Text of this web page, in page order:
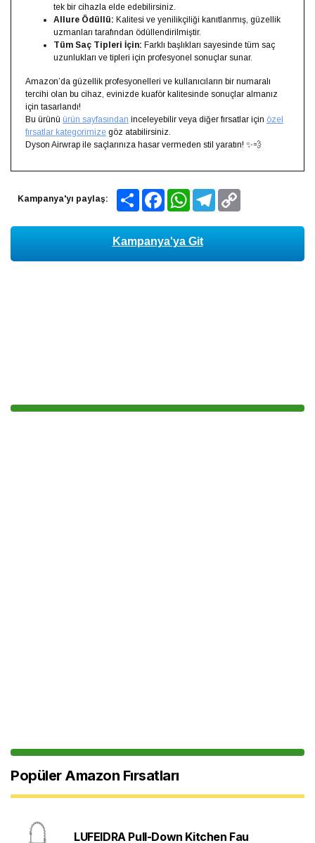
tek bir cihazla elde edebilirsiniz.
Allure Ödüllü: Kalitesi ve yenilikçiliği kanıtlanmış, güzellik
uzmanları tarafından ödüllendirilmiştir.
Tüm Saç Tipleri İçin: Farklı başlıkları sayesinde tüm saç
uzunlukları ve tipleri için profesyonel sonuçlar sunar.
Amazon’da güzellik profesyonelleri ve kullanıcıların bir numaralı
tercihi olan bu cihaz, evinizde kuaför kalitesinde sonuçlar almanız
için tasarlandı!
Bu ürünü ürün sayfasından inceleyebilir veya diğer fırsatlar için özel
fırsatlar kategorimize göz atabilirsiniz.
Dyson Airwrap ile saçlarınıza hasar vermeden stil yaratın! ✨💨
Kampanya'yı paylaş: Share FacebookWhatsAppTelegram
Kampanya'ya Git
Popüler Amazon Fırsatları
LUFEIDRA Pull-Down Kitchen Fau